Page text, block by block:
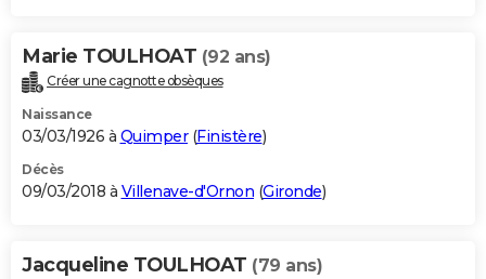
Marie TOULHOAT (92 ans)
Créer une cagnotte obsèques
Naissance
03/03/1926 à Quimper(Finistère)
Décès
09/03/2018 à Villenave-d'Ornon (Gironde)
Jacqueline TOULHOAT (79 ans)